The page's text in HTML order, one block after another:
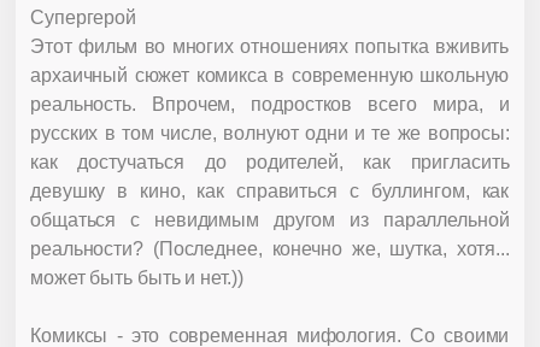
Супергерой
Этот фильм во многих отношениях попытка вживить
архаичный сюжет комикса в современную школьную
реальность. Впрочем, подростков всего мира, и
русских в том числе, волнуют одни и те же вопросы:
как достучаться до родителей, как пригласить
девушку в кино, как справиться с буллингом, как
общаться с невидимым другом из параллельной
реальности? (Последнее, конечно же, шутка, хотя...
может быть быть и нет.))
Комиксы - это современная мифология. Со своими